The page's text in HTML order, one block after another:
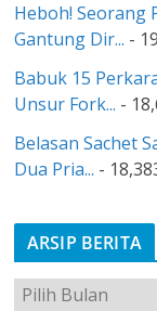
Heboh! Seorang
Gantung Dir... -
Babuk 15
Unsur Fork... -
Belasan Sachet
Dua Pria... -
ARSIP BERITA
A